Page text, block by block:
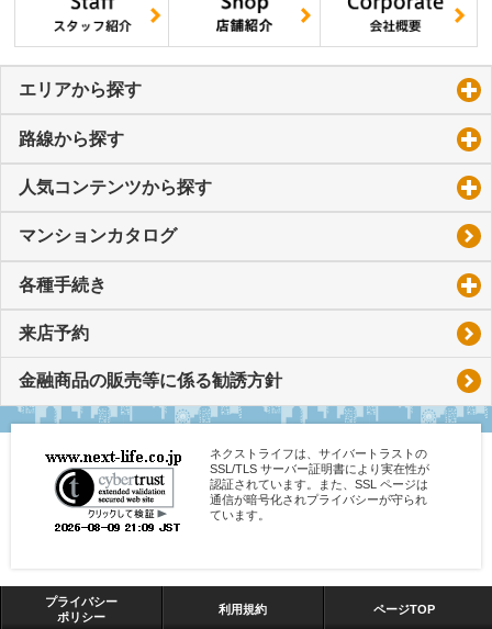
エリアから探す
路線から探す
人気コンテンツから探す
マンションカタログ
各種手続き
来店予約
金融商品の販売等に係る勧誘方針
ネクストライフは、サイバートラストの
SSL/TLS サーバー証明書により実在性が
認証されています。また、SSL ページは
通信が暗号化されプライバシーが守られ
ています。
プライバシー
ポリシー
利用規約 ページTOP